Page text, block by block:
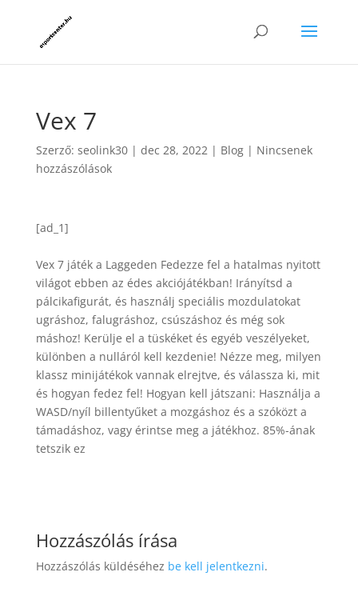
Vex 7
Szerző: seolink30| dec 28, 2022| Blog| Nincsenek
hozzászólások
[ad_1]
Vex 7 játék a Laggeden Fedezze fel a hatalmas nyitott
világot ebben az édes akciójátékban! Irányítsd a
pálcikafigurát, és használj speciális mozdulatokat
ugráshoz, falugráshoz, csúszáshoz és még sok
máshoz! Kerülje el a tüskéket és egyéb veszélyeket,
különben a nulláról kell kezdenie! Nézze meg, milyen
klassz minijátékok vannak elrejtve, és válassza ki, mit
és hogyan fedez fel! Hogyan kell játszani: Használja a
WASD/nyíl billentyűket a mozgáshoz és a szóközt a
támadáshoz, vagy érintse meg a játékhoz. 85%-ának
tetszik ez
Hozzászólás írása
Hozzászólás küldéséhez be kell jelentkezni.